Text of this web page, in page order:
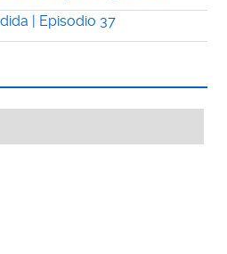
| Episodio 37